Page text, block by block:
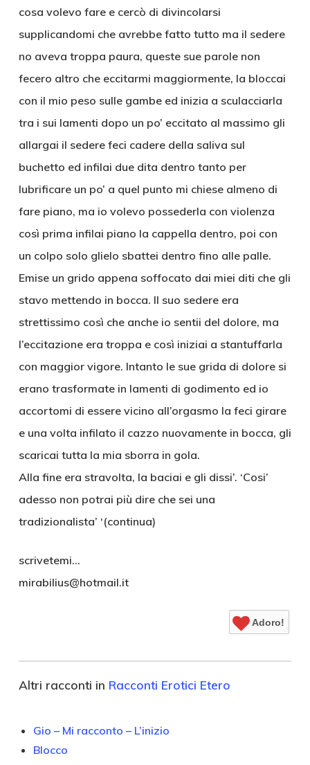
cosa volevo fare e cercò di divincolarsi
supplicandomi che avrebbe fatto tutto ma il sedere
no aveva troppa paura, queste sue parole non
fecero altro che eccitarmi maggiormente, la bloccai
con il mio peso sulle gambe ed inizia a sculacciarla
tra i sui lamenti dopo un po’ eccitato al massimo gli
allargai il sedere feci cadere della saliva sul
buchetto ed infilai due dita dentro tanto per
lubrificare un po’ a quel punto mi chiese almeno di
fare piano, ma io volevo possederla con violenza
così prima infilai piano la cappella dentro, poi con
un colpo solo glielo sbattei dentro fino alle palle.
Emise un grido appena soffocato dai miei diti che gli
stavo mettendo in bocca. Il suo sedere era
strettissimo così che anche io sentii del dolore, ma
l’eccitazione era troppa e così iniziai a stantuffarla
con maggior vigore. Intanto le sue grida di dolore si
erano trasformate in lamenti di godimento ed io
accortomi di essere vicino all’orgasmo la feci girare
e una volta infilato il cazzo nuovamente in bocca, gli
scaricai tutta la mia sborra in gola.
Alla fine era stravolta, la baciai e gli dissi’. ‘Cosi’
adesso non potrai più dire che sei una
tradizionalista’ ‘(continua)
scrivetemi…
mirabilius@hotmail.it
Adoro!
Altri racconti in Racconti Erotici Etero
Gio – Mi racconto – L’inizio
Blocco